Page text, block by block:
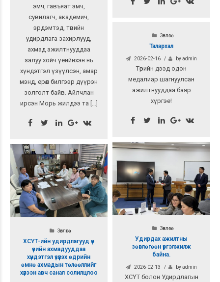
эмч, гавъяат эмч,
сувилагч, академич,
эрдэмтэд, төвийн
удирдлага захирлууд,
ахмад ажилтнууддаа
залуу хойч үеийнхэн нь
хүндэтгэл үзүүлсэн, амар
мэнд, ерөөл билгээр дүүрэн
золголт байв. Айлчлан
ирсэн Морь жилдээ та […]
Зөвлөгөө
Талархал
2026-02-16 by admin
Төрийн дээд одон
медалиар шагнуулсан
ажилтнууддаа баяр
хүргэе!
Зөвлөгөө
Удирдах ажилтны
зөвлөгөөн үргэлжилж
байна.
2026-02-13 by admin
ХСҮТ болон Удирдлагын
Зөвлөгөө
ХСҮТ-ийн удирдлагууд үе
үеийн ахмадууддаа
хүндэтгэл үзүүлэх өдрийн
өмнө ахмадын төлөөллийг
хүлээн авч санал солилцлоо